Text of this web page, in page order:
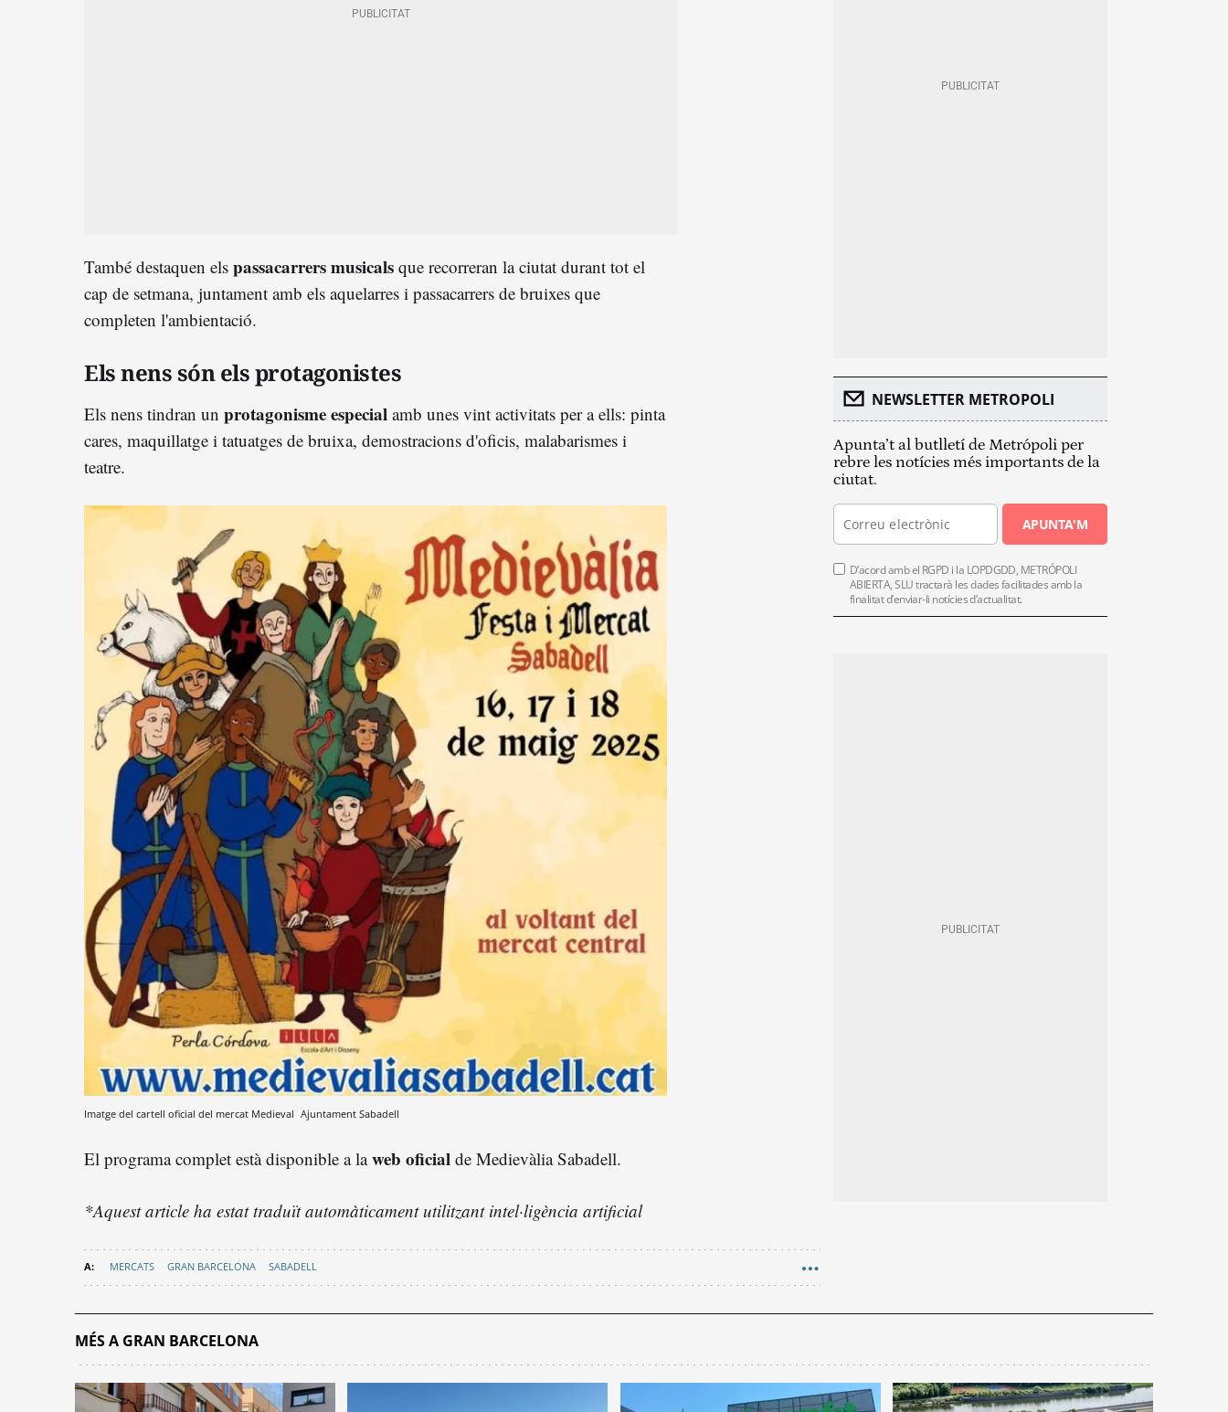
També destaquen els passacarrers musicals que recorreran la ciutat durant tot el
cap de setmana, juntament amb els aquelarres i passacarrers de bruixes que
completen l'ambientació.
Els nens són els protagonistes
Els nens tindran un protagonisme especial amb unes vint activitats per a ells: pinta
cares, maquillatge i tatuatges de bruixa, demostracions d'oficis, malabarismes i
teatre.
Imatge del cartell oficial del mercat Medieval Ajuntament Sabadell
El programa complet està disponible a laweb oficial de Medievàlia Sabadell.
*Aquest article ha estat traduït automàticament utilitzant intel·ligència artificial
MERCATS GRAN BARCELONA SABADELL
NEWSLETTER METROPOLI
Apunta’t al butlletí de Metrópoli per
rebre les notícies més importants de la
ciutat.
APUNTA'M
D’acord amb el RGPD i la LOPDGDD, METRÓPOLI
ABIERTA, SLU tractarà les dades facilitades amb la
finalitat d’enviar-li notícies d’actualitat.
MÉS A GRAN BARCELONA